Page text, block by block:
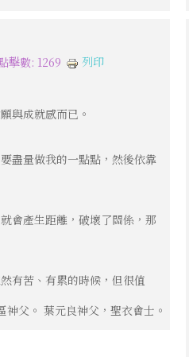
擊數: 1269 列印
與成就感而已。
盡量做我的一點點，然後依靠
會產生距離，破壞了關係，那
有苦、有累的時候，但很值
父。 葉元良神父，聖衣會士。